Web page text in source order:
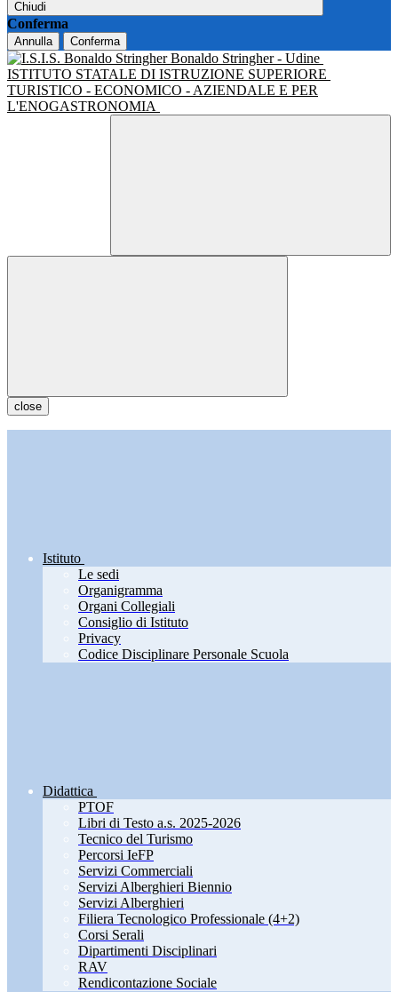
Chiudi
Conferma
Annulla Conferma
Bonaldo Stringher - Udine
ISTITUTO STATALE DI ISTRUZIONE SUPERIORE
TURISTICO - ECONOMICO - AZIENDALE E PER
L'ENOGASTRONOMIA
close
Istituto
Le sedi
Organigramma
Organi Collegiali
Consiglio di Istituto
Privacy
Codice Disciplinare Personale Scuola
Didattica
PTOF
Libri di Testo a.s. 2025-2026
Tecnico del Turismo
Percorsi IeFP
Servizi Commerciali
Servizi Alberghieri Biennio
Servizi Alberghieri
Filiera Tecnologico Professionale (4+2)
Corsi Serali
Dipartimenti Disciplinari
RAV
Rendicontazione Sociale